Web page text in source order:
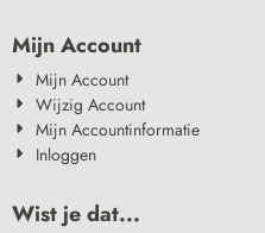
Mijn Account
Mijn Account
Wijzig Account
Mijn Accountinformatie
Inloggen
Wist je dat...